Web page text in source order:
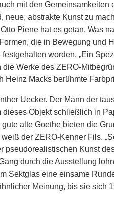
mit den
neue, abstrakte Kunst zu
Piene hat es getan. Was
die in Bewegung und
worden. „Ein
Werke des ZERO-
Heinz Macks berühmte
Uecker. Der Mann der
dieses Objekt schließlich in
alte Goethe bieten die
der ZERO-Kenner Fils.
pseudorealistischen Kunst
durch die Ausstellung
Sektglas eine einsame
Meinung, bis sie sich